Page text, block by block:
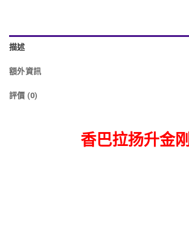
描述
額外資訊
評價 (0)
香巴拉扬升金刚